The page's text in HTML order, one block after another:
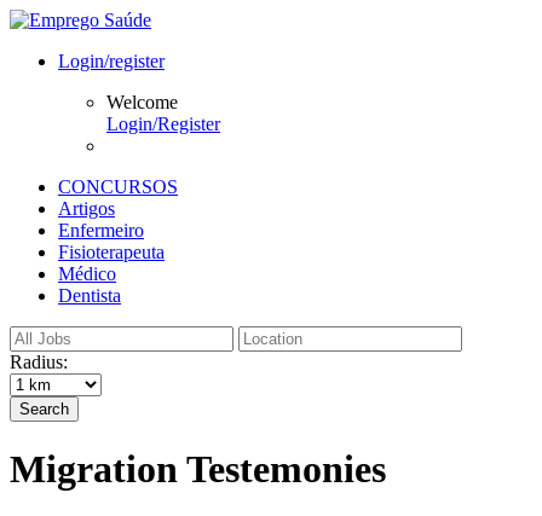
Login/register
Welcome
Login/Register
CONCURSOS
Artigos
Enfermeiro
Fisioterapeuta
Médico
Dentista
Radius:
Search
Migration Testemonies